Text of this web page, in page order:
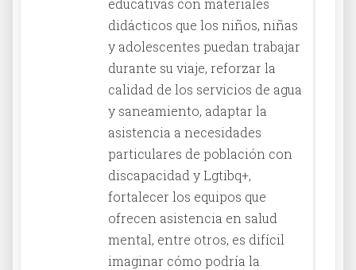
educativas con materiales
didácticos que los niños, niñas
y adolescentes puedan trabajar
durante su viaje, reforzar la
calidad de los servicios de agua
y saneamiento, adaptar la
asistencia a necesidades
particulares de población con
discapacidad y Lgtibq+,
fortalecer los equipos que
ofrecen asistencia en salud
mental, entre otros, es difícil
imaginar cómo podría la